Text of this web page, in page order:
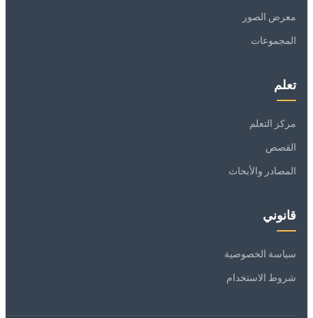
معرض الصور
المجموعات
تعلم
مركز التعلم
القصص
المصادر والأبحاث
قانوني
سياسة الخصوصية
شروط الاستخدام